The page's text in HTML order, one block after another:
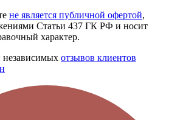
не является публичной офертой,
Статьи 437 ГК РФ и носит
характер.
отзывов клиентов